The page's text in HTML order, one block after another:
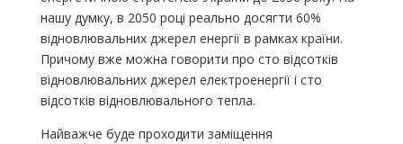
нашу думку, в 2050 році реально досягти 60%
відновлювальних джерел енергії в рамках країни.
Причому вже можна говорити про сто відсотків
відновлювальних джерел електроенергії і сто
відсотків відновлювального тепла.
Найважче буде проходити заміщення